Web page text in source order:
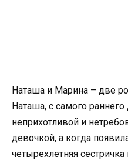
Наташа и Марина – две
Наташа, с самого раннего
неприхотливой и
девочкой, а когда
четырехлетняя